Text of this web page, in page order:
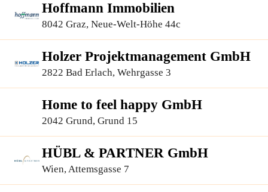
Hoffmann Immobilien
8042 Graz, Neue-Welt-Höhe 44c
Holzer Projektmanagement GmbH
2822 Bad Erlach, Wehrgasse 3
Home to feel happy GmbH
2042 Grund, Grund 15
HÜBL & PARTNER GmbH
Wien, Attemsgasse 7